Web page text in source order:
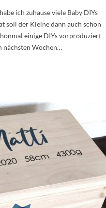
ich zuhause viele Baby DIYs
soll der Kleine dann auch schon
einige DIYs vorproduziert
nächsten Wochen…